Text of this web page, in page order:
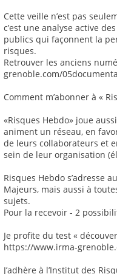
Cette veille n’est pas
c’est une analyse active
publics qui façonnent la
risques.
Retrouver les anciens
grenoble.com/
Comment m’abonner à «
«Risques Hebdo» joue
animent un réseau, en
de leurs collaborateurs et
sein de leur organisation
Risques Hebdo s’adresse
Majeurs, mais aussi à
sujets.
Pour la recevoir - 2
Je profite du test «
https://www.irma-
J’adhère à l’Institut des